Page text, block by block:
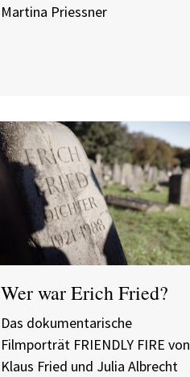
Martina Priessner
Wer war Erich Fried?
Das dokumentarische
Filmporträt FRIENDLY FIRE von
Klaus Fried und Julia Albrecht